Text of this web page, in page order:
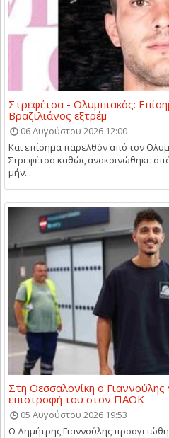
Στρεφέτσα - Ολυμπιακός:
Βραζιλιάνος εξτρέμ
06 Αυγούστου 2026 12:00
Και επίσημα παρελθόν από τον
Στρεφέτσα καθώς ανακοινώθηκε
μήν...
Στη Θεσσαλονίκη ο Γιαννούλης
επιστροφή του στον ΠΑΟΚ
05 Αυγούστου 2026 19:53
Ο Δημήτρης Γιαννούλης